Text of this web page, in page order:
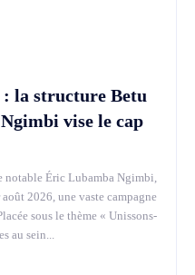
: la structure Betu
vise le cap
Éric Lubamba Ngimbi,
2026, une vaste campagne
sous le thème « Unissons-
au sein...